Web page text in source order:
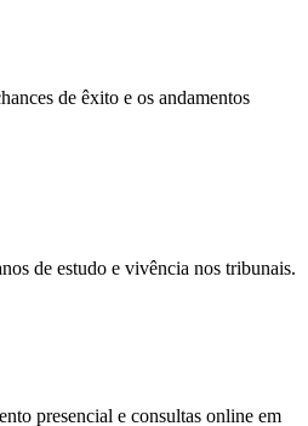
de êxito e os andamentos
de estudo e vivência nos tribunais.
presencial e consultas online em